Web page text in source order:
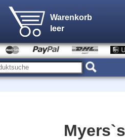
Warenkorb
leer